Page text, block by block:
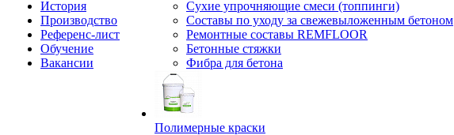
История
Производство
Референс-лист
Обучение
Вакансии
Сухие упрочняющие смеси (топпинги)
Составы по уходу за свежевыложенным бетоном
Ремонтные составы REMFLOOR
Бетонные стяжки
Фибра для бетона
Полимерные краски